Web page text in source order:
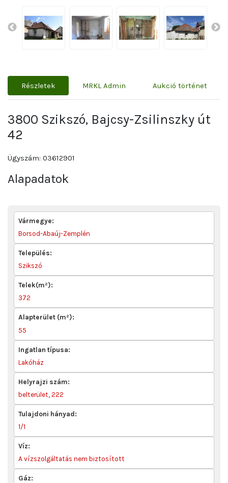
Részletek MRKL Admin Aukció történet
3800 Szikszó, Bajcsy-Zsilinszky út
42
Ügyszám: 03612901
Alapadatok
Vármegye:
Borsod-Abaúj-Zemplén
Település:
Szikszó
Telek(m²):
372
Alapterület (m²):
55
Ingatlan típusa:
Lakóház
Helyrajzi szám:
belterület, 222
Tulajdoni hányad:
1/1
Víz:
A vízszolgáltatás nem biztosított
Gáz: